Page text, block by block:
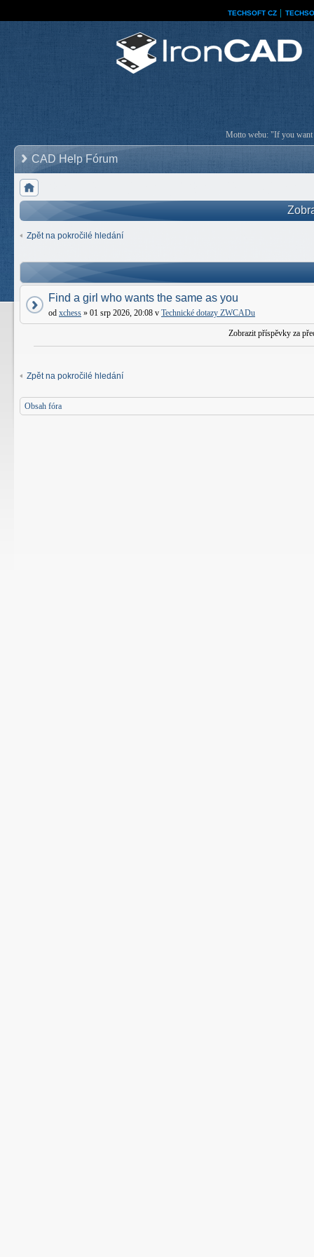
TECHSOFT CZ
Motto webu: "If you want
CAD Help Fórum
Zpět na pokročilé hledání
Find a girl who wants the same as you
od xchess » 01 srp 2026, 20:08 v Technické dotazy ZWCADu
Zobrazit příspěvky za
Zpět na pokročilé hledání
Obsah fóra